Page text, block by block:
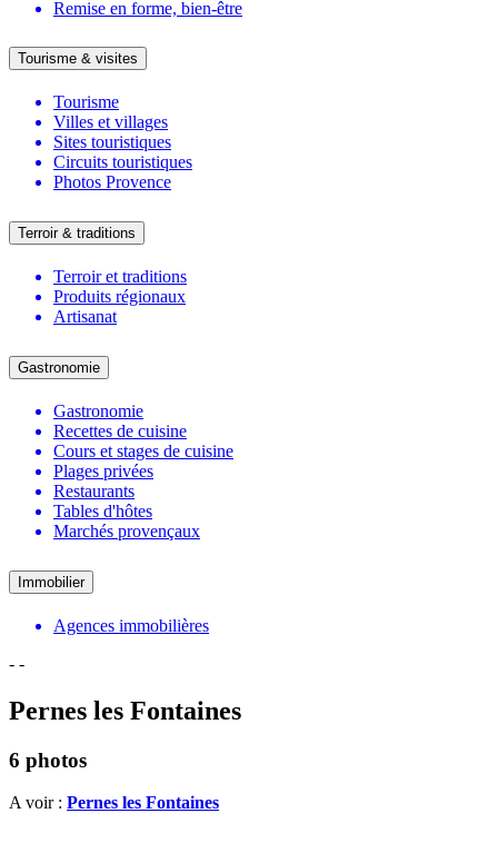
Remise en forme, bien-être
Tourisme & visites
Tourisme
Villes et villages
Sites touristiques
Circuits touristiques
Photos Provence
Terroir & traditions
Terroir et traditions
Produits régionaux
Artisanat
Gastronomie
Gastronomie
Recettes de cuisine
Cours et stages de cuisine
Plages privées
Restaurants
Tables d'hôtes
Marchés provençaux
Immobilier
Agences immobilières
- -
Pernes les Fontaines
6 photos
A voir : Pernes les Fontaines